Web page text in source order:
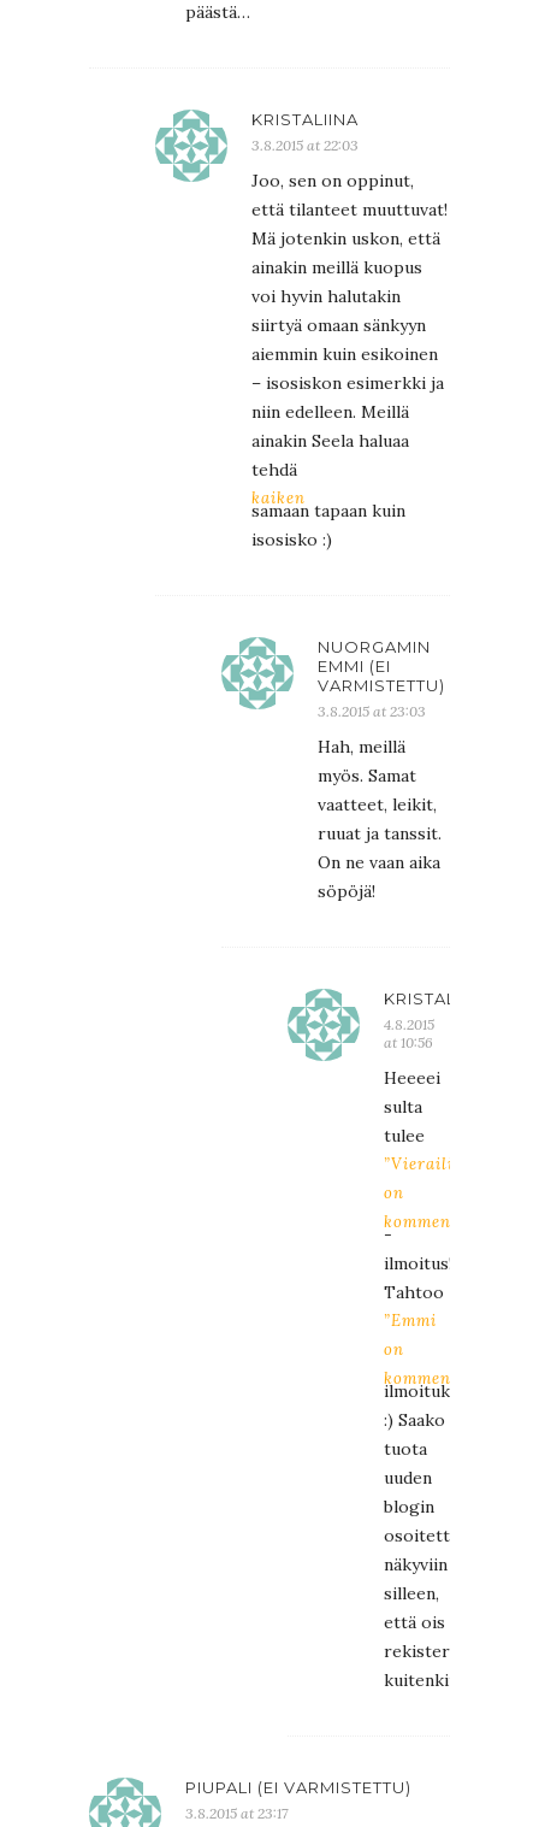
päästä…
KRISTALIINA
3.8.2015 at 22:03
Joo, sen on oppinut,
että tilanteet muuttuvat!
Mä jotenkin uskon, että
ainakin meillä kuopus
voi hyvin halutakin
siirtyä omaan sänkyyn
aiemmin kuin esikoinen
– isosiskon esimerkki ja
niin edelleen. Meillä
ainakin Seela haluaa
tehdä
kaiken
samaan tapaan kuin
isosisko :)
NUORGAMIN
EMMI (EI
VARMISTETTU)
3.8.2015 at 23:03
Hah, meillä
myös. Samat
vaatteet, leikit,
ruuat ja tanssit.
On ne vaan aika
söpöjä!
KRISTALIINA
4.8.2015
at 10:56
Heeeei
sulta
tulee
”Vierailija
on
kommentoinut”
-
ilmoitus!
Tahtoo
”Emmi
on
kommentoinut”
ilmoituksen!
:) Saako
tuota
uuden
blogin
osoitetta
näkyviin
silleen,
että ois
rekisteröitynyt
kuitenkin?
PIUPALI (EI VARMISTETTU)
3.8.2015 at 23:17